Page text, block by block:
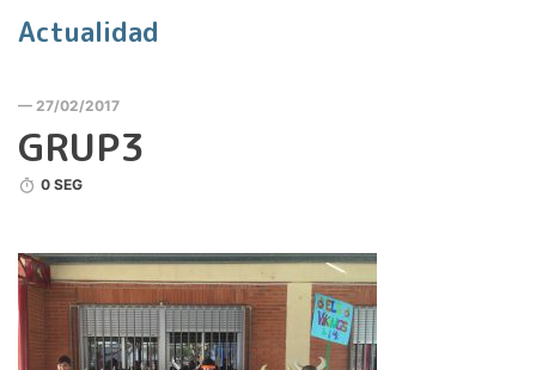
Actualidad
— 27/02/2017
GRUP3
0 SEG